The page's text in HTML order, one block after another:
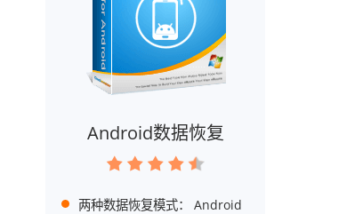
Android数据恢复
两种数据恢复模式： Android